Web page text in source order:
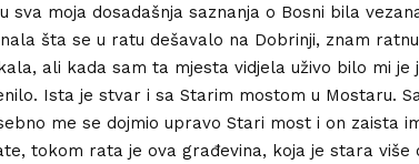
sva moja dosadašnja saznanja o Bosni bila
šta se u ratu dešavalo na Dobrinji, znam
ali kada sam ta mjesta vidjela uživo bilo mi je
Ista je stvar i sa Starim mostom u Mostaru.
me se dojmio upravo Stari most i on zaista
tokom rata je ova građevina, koja je stara više